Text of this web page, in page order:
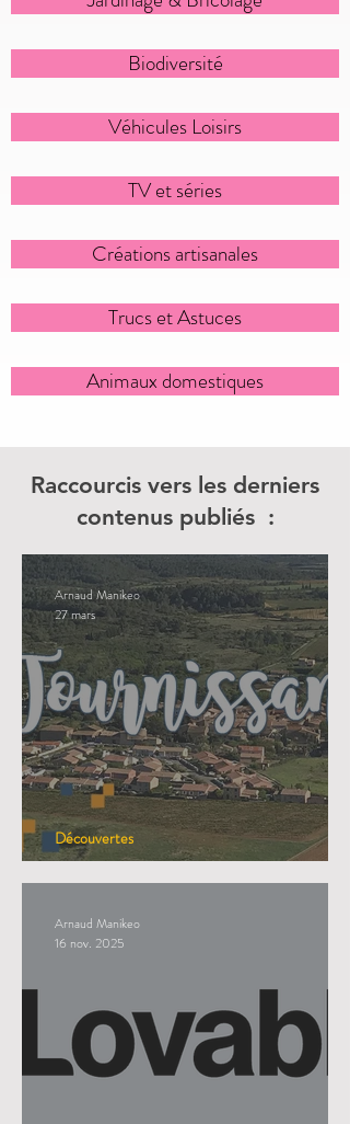
Biodiversité
Véhicules Loisirs
TV et séries
Créations artisanales
Trucs et Astuces
Animaux domestiques
Raccourcis vers les derniers
contenus publiés :
Tournissan
Découvertes
Arnaud Manikeo
27 mars
Arnaud Manikeo
16 nov. 2025